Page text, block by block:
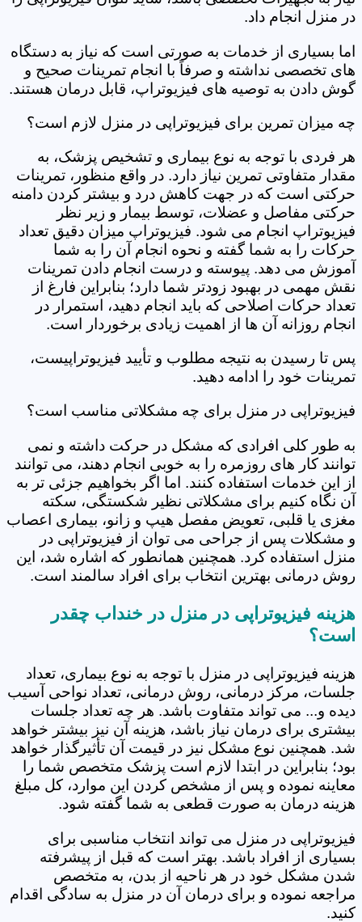
در منزل انجام داد.
اما بسیاری از خدمات به صورتی است که نیاز به دستگاه
های تخصصی نداشته و صرفاً با انجام تمرینات صحیح و
گوش دادن به توصیه های فیزیوتراپ، قابل درمان هستند.
چه میزان تمرین برای فیزیوتراپی در منزل لازم است؟
هر فردی با توجه به نوع بیماری و تشخیص پزشک، به
مقدار متفاوتی تمرین نیاز دارد. در واقع منظور، تمرینات
حرکتی است که در جهت کاهش درد و بیشتر کردن دامنه
حرکتی مفاصل و عضلات، توسط بیمار و زیر نظر
فیزیوتراپ انجام می شود. فیزیوتراپ میزان دقیق تعداد
حرکات را به شما گفته و نحوه انجام آن را به شما
آموزش می دهد. پیوسته و درست انجام دادن تمرینات
نقش مهمی در بهبود زودتر شما دارد؛ بنابراین فارغ از
تعداد حرکات اصلاحی که باید انجام دهید، استمرار در
انجام روزانه آن ها از اهمیت زیادی برخوردار است.
پس تا رسیدن به نتیجه مطلوب و تأیید فیزیوتراپیست،
تمرینات خود را ادامه دهید.
فیزیوتراپی در منزل برای چه مشکلاتی مناسب است؟
به طور کلی افرادی که مشکل در حرکت داشته و نمی
توانند کار های روزمره را به خوبی انجام دهند، می توانند
از این خدمات استفاده کنند. اما اگر بخواهیم جزئی تر به
آن نگاه کنیم برای مشکلاتی نظیر شکستگی، سکته
مغزی یا قلبی، تعویض مفصل هیپ و زانو، بیماری اعصاب
و مشکلات پس از جراحی می توان از فیزیوتراپی در
منزل استفاده کرد. همچنین همانطور که اشاره شد، این
روش درمانی بهترین انتخاب برای افراد سالمند است.
هزینه فیزیوتراپی در منزل در خنداب چقدر
است؟
هزینه فیزیوتراپی در منزل با توجه به نوع بیماری، تعداد
جلسات، مرکز درمانی، روش درمانی، تعداد نواحی آسیب
دیده و... می تواند متفاوت باشد. هر چه تعداد جلسات
بیشتری برای درمان نیاز باشد، هزینه آن نیز بیشتر خواهد
شد. همچنین نوع مشکل نیز در قیمت آن تأثیرگذار خواهد
بود؛ بنابراین در ابتدا لازم است پزشک متخصص شما را
معاینه نموده و پس از مشخص کردن این موارد، کل مبلغ
هزینه درمان به صورت قطعی به شما گفته شود.
فیزیوتراپی در منزل می تواند انتخاب مناسبی برای
بسیاری از افراد باشد. بهتر است که قبل از پیشرفته
شدن مشکل خود در هر ناحیه از بدن، به متخصص
مراجعه نموده و برای درمان آن در منزل به سادگی اقدام
کنید.